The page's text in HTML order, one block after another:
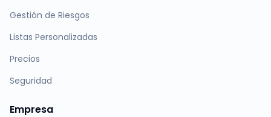
Gestión de Riesgos
Listas Personalizadas
Precios
Seguridad
Empresa